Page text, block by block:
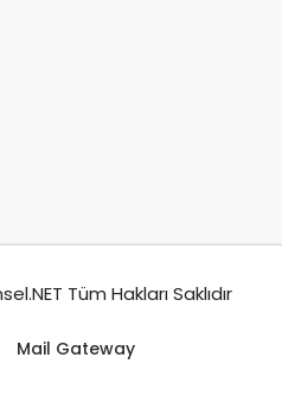
Tüm Hakları Saklıdır
Mail Gateway